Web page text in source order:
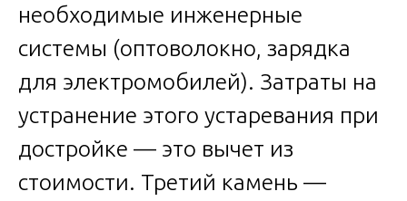
необходимые инженерные
системы (оптоволокно, зарядка
для электромобилей). Затраты на
устранение этого устаревания при
достройке — это вычет из
стоимости. Третий камень —